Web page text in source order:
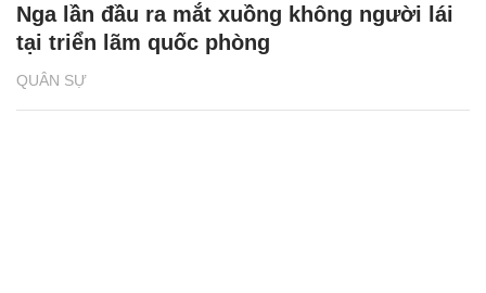
QUÂN SỰ
Nga lần đầu ra mắt xuồng không người lái
tại triển lãm quốc phòng